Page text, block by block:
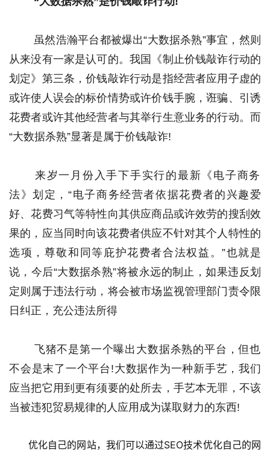
虽然浩瀚平台都被爆出“大数据杀熟”事宜，然则
从来没有一家是认可的。我国《制止价钱敲诈行动的
划定》第三条，价钱敲诈行动是指经营者应用子虚的
或许使人误会的标价情势或许价钱手腕，诳骗、引诱
花费者或许其他经营者与其举行生意业务的行动。而
“大数据杀熟”显著是属于价钱敲诈!
法》划定，“电子商务经营者依据花费者的兴趣爱
好、花费习气等特性向其供应商品或许效劳的搜刮效
果的，应当同时向该花费者供应不针对其个人特性的
选项，尊敬和同等庇护花费者合法权益。”也就是
说，今后“大数据杀熟”将被永远的制止，如果违反划
定则属于违法行动，将会被市场监视管理部门责令限
日纠正，充公违法所得
不会是末了一个平台!大数据作为一种新手艺，我们
应当把它用到更有须要的处所去，手艺本无罪，不该
当被违犯贸易规律的人应用成为谋取财力的东西!
优化自己的网站，我们可以通过SEO技术优化自己的网